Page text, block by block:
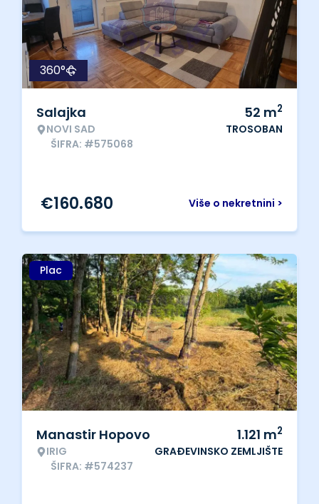
360°
Salajka
NOVI SAD
ŠIFRA: #575068
52 m2
TROSOBAN
Više o nekretnini >
€160.680
Plac
Manastir Hopovo
IRIG
ŠIFRA: #574237
1.121 m2
GRAĐEVINSKO ZEMLJIŠTE